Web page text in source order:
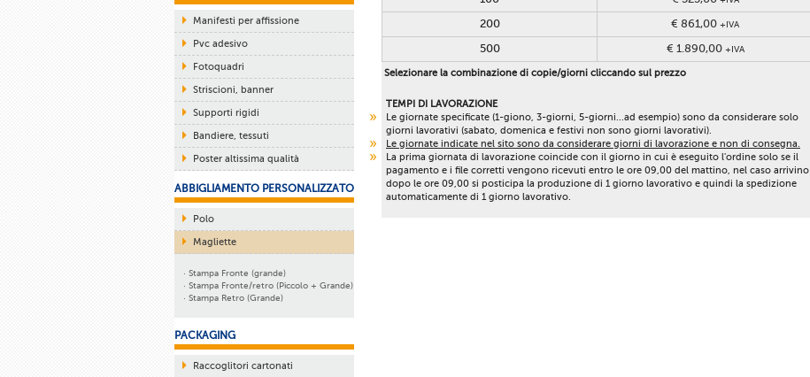
Manifesti per affissione
Pvc adesivo
Fotoquadri
Striscioni, banner
Supporti rigidi
Bandiere, tessuti
Poster altissima qualità
ABBIGLIAMENTO PERSONALIZZATO
Polo
Magliette
· Stampa Fronte (grande)
· Stampa Fronte/retro (Piccolo + Grande)
· Stampa Retro (Grande)
PACKAGING
Raccoglitori cartonati
200 € 861,00 +IVA
500 € 1.890,00 +IVA
Selezionare la combinazione di copie/giorni cliccando sul prezzo
TEMPI DI LAVORAZIONE
Le giornate specificate (1-giono, 3-giorni, 5-giorni...ad esempio) sono da considerare solo
giorni lavorativi (sabato, domenica e festivi non sono giorni lavorativi).
Le giornate indicate nel sito sono da considerare giorni di lavorazione e non di consegna.
La prima giornata di lavorazione coincide con il giorno in cui è eseguito l'ordine solo se il
pagamento e i file corretti vengono ricevuti entro le ore 09,00 del mattino, nel caso arrivino
dopo le ore 09,00 si posticipa la produzione di 1 giorno lavorativo e quindi la spedizione
automaticamente di 1 giorno lavorativo.